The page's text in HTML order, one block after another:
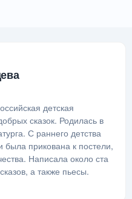
детская
сказок. Родилась в
С раннего детства
была прикована к постели,
Написала около ста
а также пьесы.